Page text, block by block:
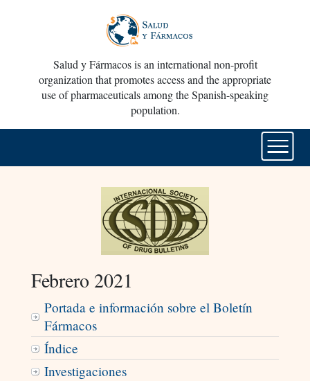
Salud y Fármacos is an international non-profit
organization that promotes access and the appropriate
use of pharmaceuticals among the Spanish-speaking
population.
Febrero 2021
Portada e información sobre el Boletín
Fármacos
Índice
Investigaciones